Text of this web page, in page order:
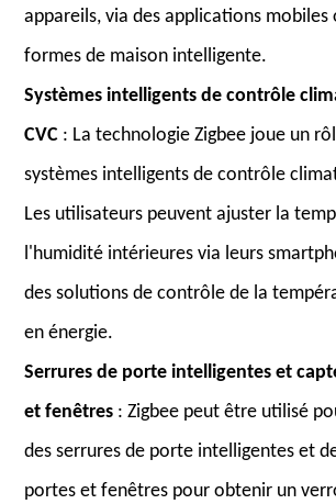
appareils, via des applications mobiles
formes de maison intelligente.
Systèmes intelligents de contrôle
CVC : La technologie Zigbee joue un
systèmes intelligents de contrôle
Les utilisateurs peuvent ajuster la
l'humidité intérieures via leurs
des solutions de contrôle de la
en énergie.
Serrures de porte intelligentes et
et fenêtres : Zigbee peut être utilisé
des serrures de porte intelligentes et
portes et fenêtres pour obtenir un